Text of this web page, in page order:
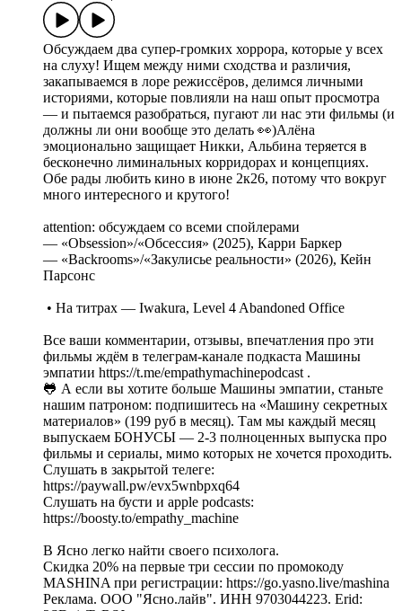
Обсуждаем два супер-громких хоррора, которые у всех
на слуху! Ищем между ними сходства и различия,
закапываемся в лоре режиссёров, делимся личными
историями, которые повлияли на наш опыт просмотра
— и пытаемся разобраться, пугают ли нас эти фильмы (и
должны ли они вообще это делать 👀)Алёна
эмоционально защищает Никки, Альбина теряется в
бесконечно лиминальных корридорах и концепциях.
Обе рады любить кино в июне 2к26, потому что вокруг
много интересного и крутого!
attention: обсуждаем со всеми спойлерами
— «Obsession»/«Обсессия» (2025), Карри Баркер
— «Backrooms»/«Закулисье реальности» (2026), Кейн
Парсонс
• На титрах — Iwakura, Level 4 Abandoned Office
Все ваши комментарии, отзывы, впечатления про эти
фильмы ждём в телеграм-канале подкаста Машины
эмпатии https://t.me/empathymachinepodcast .
🐸 А если вы хотите больше Машины эмпатии, станьте
нашим патроном: подпишитесь на «Машину секретных
материалов» (199 руб в месяц). Там мы каждый месяц
выпускаем БОНУСЫ — 2-3 полноценных выпуска про
фильмы и сериалы, мимо которых не хочется проходить.
Слушать в закрытой телеге:
https://paywall.pw/evx5wnbpxq64
Слушать на бусти и apple podcasts:
https://boosty.to/empathy_machine
В Ясно легко найти своего психолога.
Скидка 20% на первые три сессии по промокоду
MASHINA при регистрации: https://go.yasno.live/mashina
Реклама. ООО "Ясно.лайв". ИНН 9703044223. Erid: